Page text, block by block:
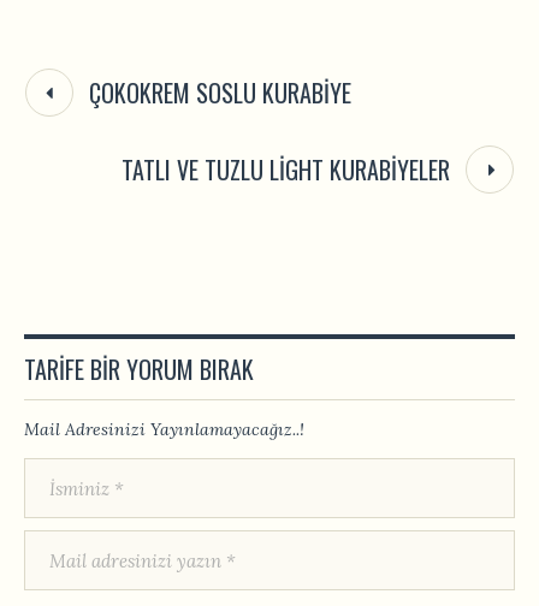
ÇOKOKREM SOSLU KURABIYE
TATLI VE TUZLU LIGHT KURABIYELER
TARIFE BIR YORUM BIRAK
Mail Adresinizi Yayınlamayacağız..!